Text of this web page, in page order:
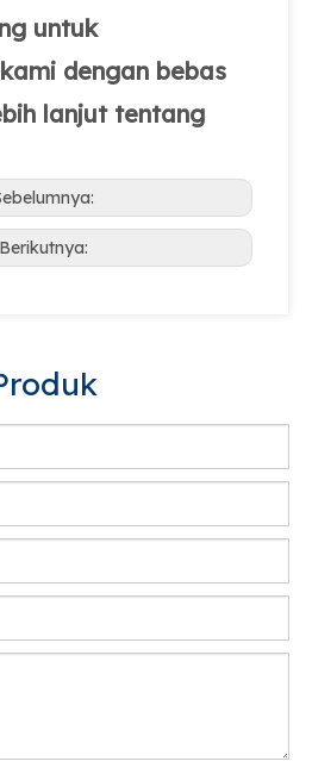
untuk
dengan bebas
lanjut tentang
Berikutnya: